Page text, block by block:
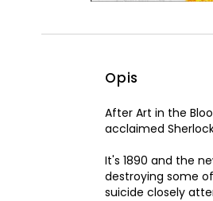
Opis
After Art in the
acclaimed
It's 1890 and the
destroying some
suicide closely